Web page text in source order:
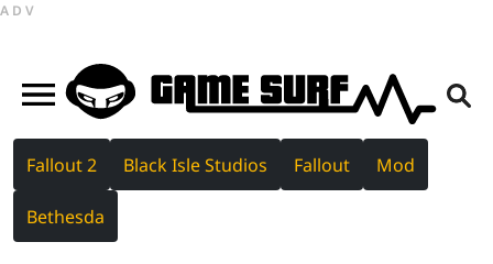
ADV
Fallout 2 Black Isle Studios Fallout Mod
Bethesda